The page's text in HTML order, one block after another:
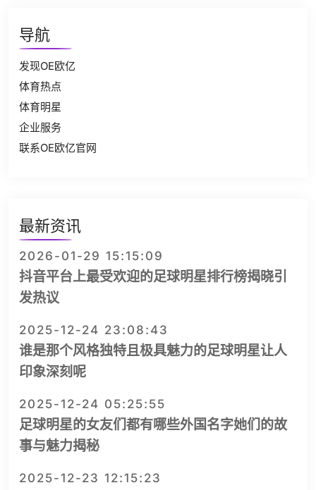
导航
发现OE欧亿
体育热点
体育明星
企业服务
联系OE欧亿官网
最新资讯
2026-01-29 15:15:09
抖音平台上最受欢迎的足球明星排行榜揭晓引
发热议
2025-12-24 23:08:43
谁是那个风格独特且极具魅力的足球明星让人
印象深刻呢
2025-12-24 05:25:55
足球明星的女友们都有哪些外国名字她们的故
事与魅力揭秘
2025-12-23 12:15:23